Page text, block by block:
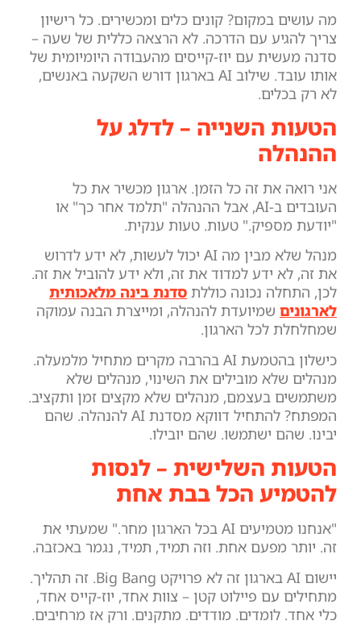
מה עושים במקום? קונים כלים ומכשירים. כל רישיון
צריך להגיע עם הדרכה. לא הרצאה כללית של שעה –
סדנה מעשית עם יוז-קייסים מהעבודה היומיומית של
אותו עובד. שילוב AI בארגון דורש השקעה באנשים,
לא רק בכלים.
הטעות השנייה – לדלג על
ההנהלה
אני רואה את זה כל הזמן. ארגון מכשיר את כל
העובדים ב-AI, אבל ההנהלה "תלמד אחר כך" או
"יודעת מספיק." טעות. טעות ענקית.
מנהל שלא מבין מה AI יכול לעשות, לא ידע לדרוש
את זה, לא ידע למדוד את זה, ולא ידע להוביל את זה.
לכן, התחלה נכונה כוללת סדנת בינה מלאכותית
לארגונים שמיועדת להנהלה, ומייצרת הבנה עמוקה
שמחלחלת לכל הארגון.
כישלון בהטמעת AI בהרבה מקרים מתחיל מלמעלה.
מנהלים שלא מובילים את השינוי, מנהלים שלא
משתמשים בעצמם, מנהלים שלא מקצים זמן ותקציב.
המפתח? להתחיל דווקא מסדנת AI להנהלה. שהם
יבינו. שהם ישתמשו. שהם יובילו.
הטעות השלישית – לנסות
להטמיע הכל בבת אחת
"אנחנו מטמיעים AI בכל הארגון מחר." שמעתי את
זה. יותר מפעם אחת. וזה תמיד, תמיד, נגמר באכזבה.
יישום AI בארגון זה לא פרויקט Big Bang. זה תהליך.
מתחילים עם פיילוט קטן – צוות אחד, יוז-קייס אחד,
כלי אחד. לומדים. מודדים. מתקנים. ורק אז מרחיבים.